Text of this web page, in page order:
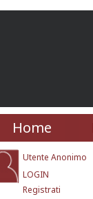
Home
Utente Anonimo
LOGIN
Registrati